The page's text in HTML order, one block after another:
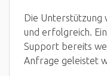
Die Unterstützung
und erfolgreich.
Support bereits
Anfrage geleistet